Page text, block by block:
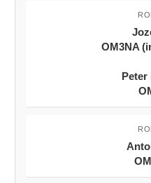
OM3NA
Peter